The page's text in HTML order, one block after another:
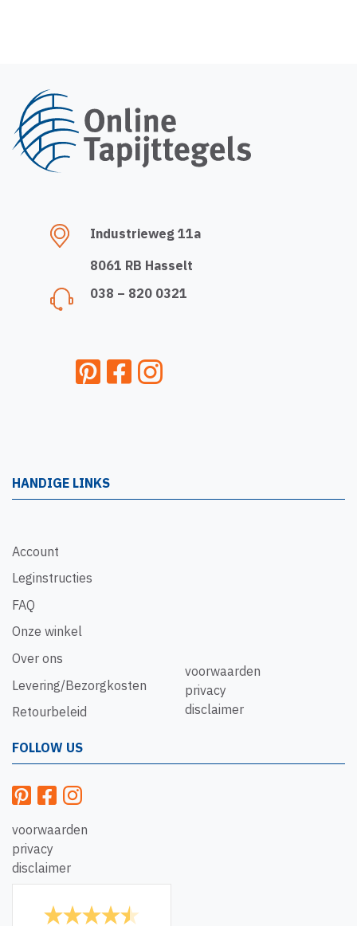
Industrieweg 11a
8061 RB Hasselt
038 – 820 0321
HANDIGE LINKS
Account
Leginstructies
FAQ
Onze winkel
Over ons
Levering/Bezorgkosten
Retourbeleid
voorwaarden
privacy
disclaimer
FOLLOW US
voorwaarden
privacy
disclaimer